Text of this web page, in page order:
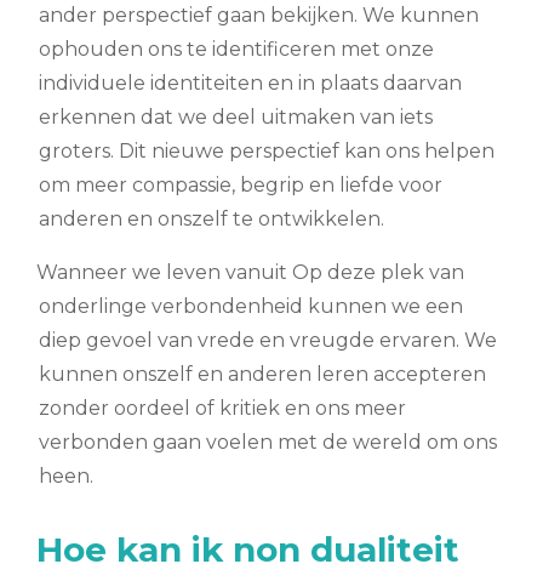
ander perspectief gaan bekijken. We kunnen
ophouden ons te identificeren met onze
individuele identiteiten en in plaats daarvan
erkennen dat we deel uitmaken van iets
groters. Dit nieuwe perspectief kan ons helpen
om meer compassie, begrip en liefde voor
anderen en onszelf te ontwikkelen.
Wanneer we leven vanuit Op deze plek van
onderlinge verbondenheid kunnen we een
diep gevoel van vrede en vreugde ervaren. We
kunnen onszelf en anderen leren accepteren
zonder oordeel of kritiek en ons meer
verbonden gaan voelen met de wereld om ons
heen.
Hoe kan ik non dualiteit